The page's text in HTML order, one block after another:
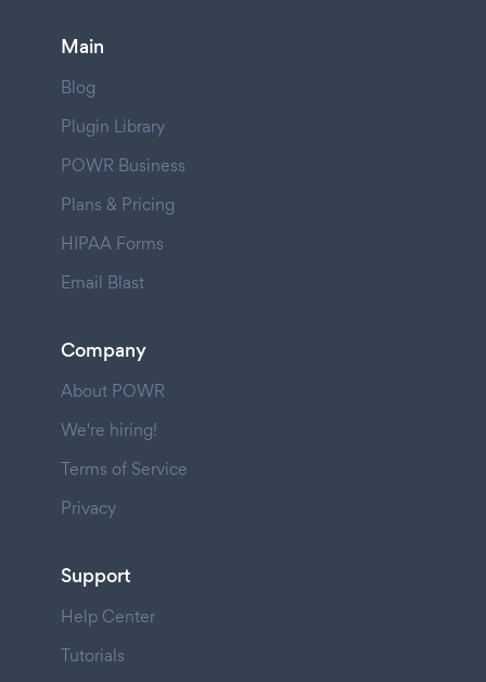
Main
Blog
Plugin Library
POWR Business
Plans & Pricing
HIPAA Forms
Email Blast
Company
About POWR
We're hiring!
Terms of Service
Privacy
Support
Help Center
Tutorials